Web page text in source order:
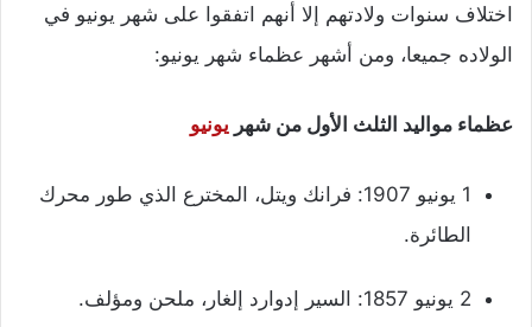
اختلاف سنوات ولادتهم إلا أنهم اتفقوا على شهر يونيو في
الولاده جميعا، ومن أشهر عظماء شهر يونيو:
عظماء مواليد الثلث الأول من شهر يونيو
1 يونيو 1907: فرانك ويتل، المخترع الذي طور محرك
الطائرة.
2 يونيو 1857: السير إدوارد إلغار، ملحن ومؤلف.